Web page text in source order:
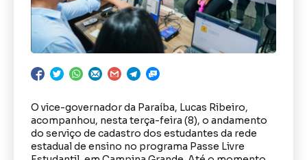
O vice-governador da Paraíba, Lucas Ribeiro,
acompanhou, nesta terça-feira (8), o andamento
do serviço de cadastro dos estudantes da rede
estadual de ensino no programa Passe Livre